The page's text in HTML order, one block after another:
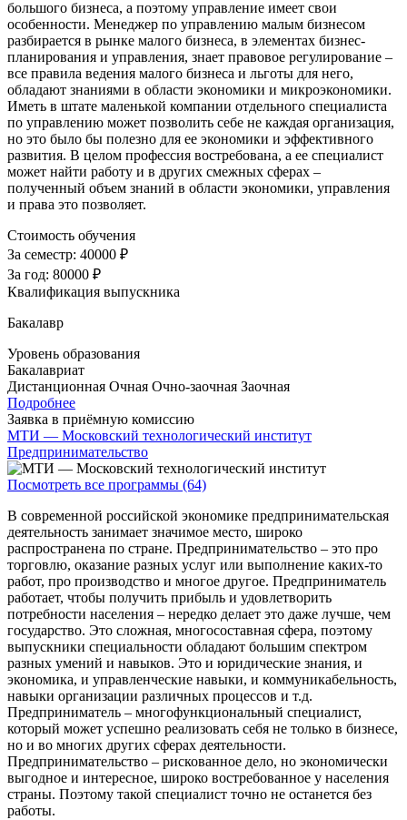
большого бизнеса, а поэтому управление имеет свои
особенности. Менеджер по управлению малым бизнесом
разбирается в рынке малого бизнеса, в элементах бизнес-
планирования и управления, знает правовое регулирование –
все правила ведения малого бизнеса и льготы для него,
обладают знаниями в области экономики и микроэкономики.
Иметь в штате маленькой компании отдельного специалиста
по управлению может позволить себе не каждая организация,
но это было бы полезно для ее экономики и эффективного
развития. В целом профессия востребована, а ее специалист
может найти работу и в других смежных сферах –
полученный объем знаний в области экономики, управления
и права это позволяет.
Стоимость обучения
За семестр: 40000 ₽
За год: 80000 ₽
Квалификация выпускника
Бакалавр
Уровень образования
Бакалавриат
Дистанционная Очная Очно-заочная Заочная
Подробнее
Заявка в приёмную комиссию
МТИ — Московский технологический институт
Предпринимательство
Посмотреть все программы (64)
В современной российской экономике предпринимательская
деятельность занимает значимое место, широко
распространена по стране. Предпринимательство – это про
торговлю, оказание разных услуг или выполнение каких-то
работ, про производство и многое другое. Предприниматель
работает, чтобы получить прибыль и удовлетворить
потребности населения – нередко делает это даже лучше, чем
государство. Это сложная, многосоставная сфера, поэтому
выпускники специальности обладают большим спектром
разных умений и навыков. Это и юридические знания, и
экономика, и управленческие навыки, и коммуникабельность,
навыки организации различных процессов и т.д.
Предприниматель – многофункциональный специалист,
который может успешно реализовать себя не только в бизнесе,
но и во многих других сферах деятельности.
Предпринимательство – рискованное дело, но экономически
выгодное и интересное, широко востребованное у населения
страны. Поэтому такой специалист точно не останется без
работы.